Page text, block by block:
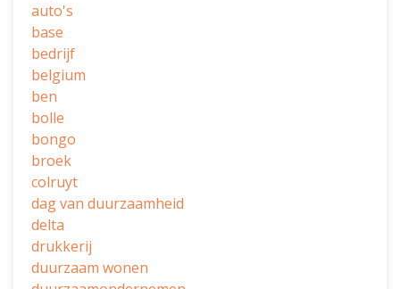
auto's
base
bedrijf
belgium
ben
bolle
bongo
broek
colruyt
dag van duurzaamheid
delta
drukkerij
duurzaam wonen